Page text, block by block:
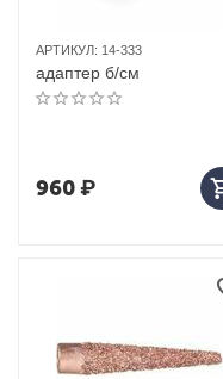
АРТИКУЛ: 14-333
адаптер б/см
960₽